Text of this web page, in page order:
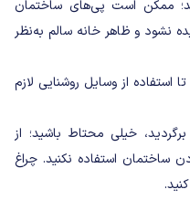
ممکن است پی‌های ساختمان
نشود و ظاهر خانه سالم به‌نظر
استفاده از وسایل روشنایی لازم
خیلی محتاط باشید؛ از
استفاده نکنید. چراغ